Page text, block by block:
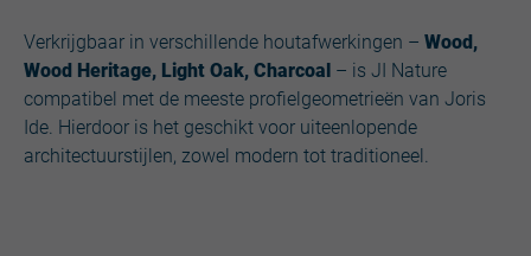
Verkrijgbaar in verschillende houtafwerkingen – Wood,
Wood Heritage, Light Oak, Charcoal – is JI Nature
compatibel met de meeste profielgeometrieën van Joris
Ide. Hierdoor is het geschikt voor uiteenlopende
architectuurstijlen, zowel modern tot traditioneel.